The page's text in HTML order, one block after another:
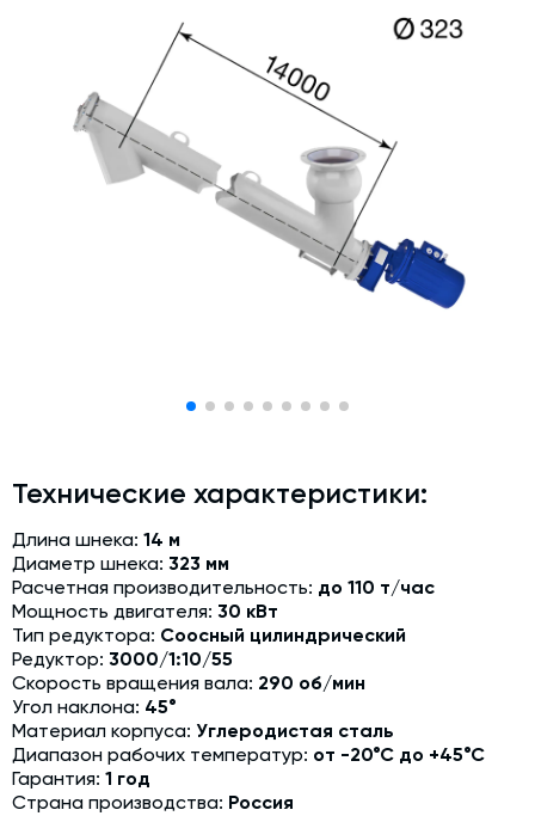
Дозаторы для бетонных заводов
Затворы для силосов и дозаторов
Промышленные фильтры и комплектующие
Авто и Ж/Д весы
Оборудование для производства ЖБИ
Дробильно-сортировочный комплекс
Модернизация и техническое перевооружение
производств
Зимний комплект. Изготовление и монтаж
Срочная техпомощь. Онлайн-обследование и ремонт
завода
Доставка, шеф-монтаж и пуско-наладка и обучение
Автоматизированные системы управления (АСУ ТП) любой
сложности
Технические характеристики:
Длина шнека: 14 м
Диаметр шнека: 323 мм
Расчетная производительность: до 110 т/час
Мощность двигателя: 30 кВт
Тип редуктора: Соосный цилиндрический
Редуктор: 3000/1:10/55
Скорость вращения вала: 290 об/мин
Угол наклона: 45°
Материал корпуса: Углеродистая сталь
Диапазон рабочих температур: от -20°С до +45°С
Гарантия: 1 год
Страна производства: Россия